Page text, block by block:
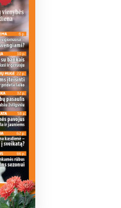
info@elvislab.lt